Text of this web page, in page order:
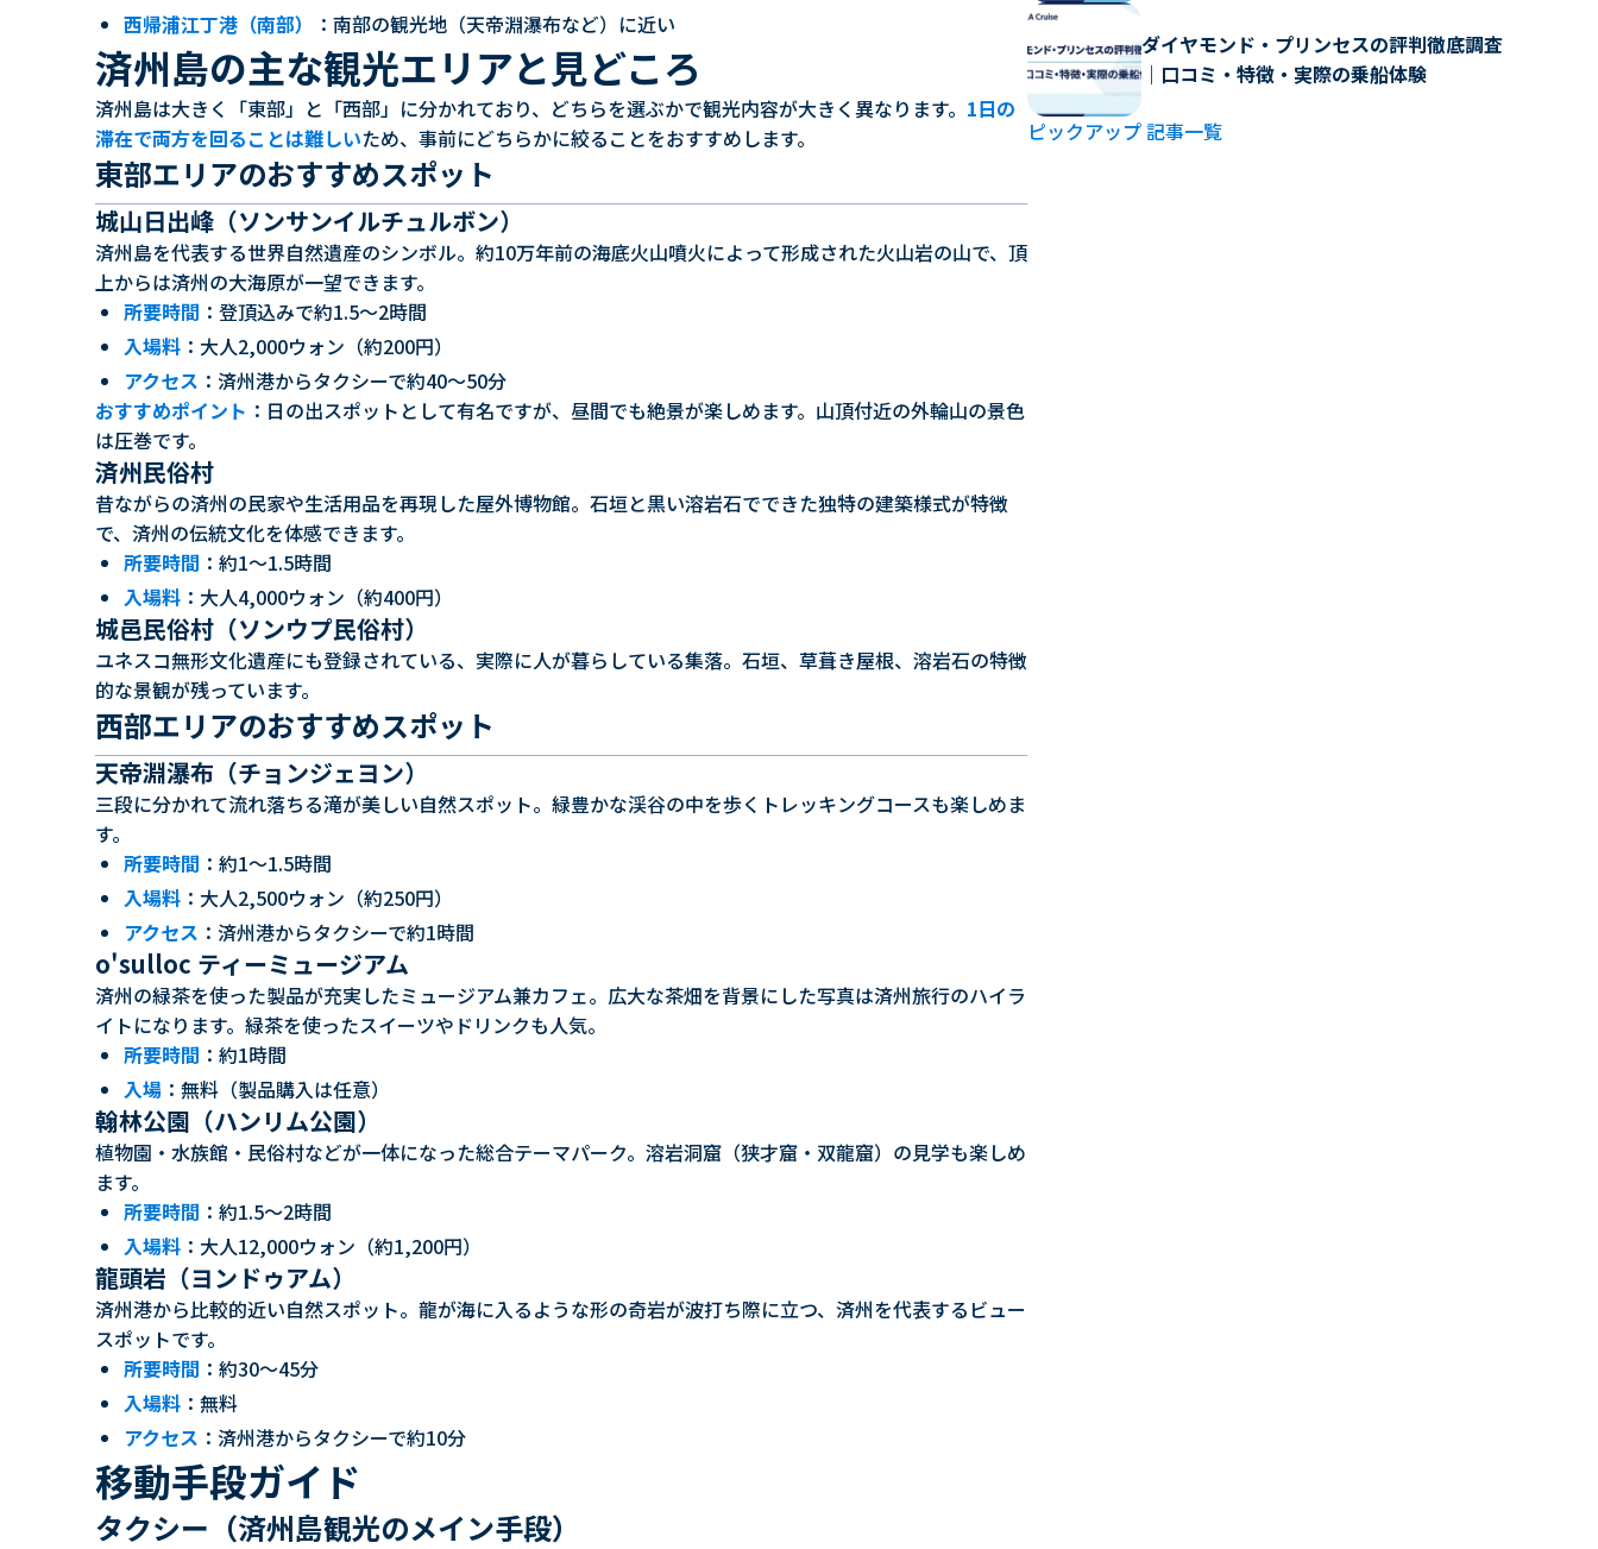
西帰浦江丁港（南部）
：南部の観光地（天帝淵瀑布など）に近い
済州島の主な観光エリアと見どころ
済州島は大きく「東部」と「西部」に分かれており、どちらを選ぶかで観光内容が大きく異なります。 1日の
滞在で両方を回ることは難しいため、事前にどちらかに絞ることをおすすめします。
東部エリアのおすすめスポット
城山日出峰（ソンサンイルチュルボン）
済州島を代表する世界自然遺産のシンボル。約10万年前の海底火山噴火によって形成された火山岩の山で、頂
上からは済州の大海原が一望できます。
所要時間 ：登頂込みで約1.5〜2時間
入場料 ：大人2,000ウォン（約200円）
アクセス ：済州港からタクシーで約40〜50分
おすすめポイント ：日の出スポットとして有名ですが、昼間でも絶景が楽しめます。山頂付近の外輪山の景色
は圧巻です。
済州民俗村
昔ながらの済州の民家や生活用品を再現した屋外博物館。石垣と黒い溶岩石でできた独特の建築様式が特徴
で、済州の伝統文化を体感できます。
所要時間 ：約1〜1.5時間
入場料 ：大人4,000ウォン（約400円）
城邑民俗村（ソンウプ民俗村）
ユネスコ無形文化遺産にも登録されている、実際に人が暮らしている集落。石垣、草葺き屋根、溶岩石の特徴
的な景観が残っています。
西部エリアのおすすめスポット
天帝淵瀑布（チョンジェヨン）
三段に分かれて流れ落ちる滝が美しい自然スポット。緑豊かな渓谷の中を歩くトレッキングコースも楽しめま
す。
所要時間 ：約1〜1.5時間
入場料 ：大人2,500ウォン（約250円）
アクセス ：済州港からタクシーで約1時間
o'sulloc ティーミュージアム
済州の緑茶を使った製品が充実したミュージアム兼カフェ。広大な茶畑を背景にした写真は済州旅行のハイラ
イトになります。緑茶を使ったスイーツやドリンクも人気。
所要時間 ：約1時間
入場 ：無料（製品購入は任意）
翰林公園（ハンリム公園）
植物園・水族館・民俗村などが一体になった総合テーマパーク。溶岩洞窟（狭才窟・双龍窟）の見学も楽しめ
ます。
所要時間 ：約1.5〜2時間
入場料 ：大人12,000ウォン（約1,200円）
龍頭岩（ヨンドゥアム）
済州港から比較的近い自然スポット。龍が海に入るような形の奇岩が波打ち際に立つ、済州を代表するビュー
スポットです。
所要時間 ：約30〜45分
入場料 ：無料
アクセス ：済州港からタクシーで約10分
移動手段ガイド
タクシー（済州島観光のメイン手段）
ダイヤモンド・プリンセスの評判徹底調査
｜口コミ・特徴・実際の乗船体験
ピックアップ 記事一覧